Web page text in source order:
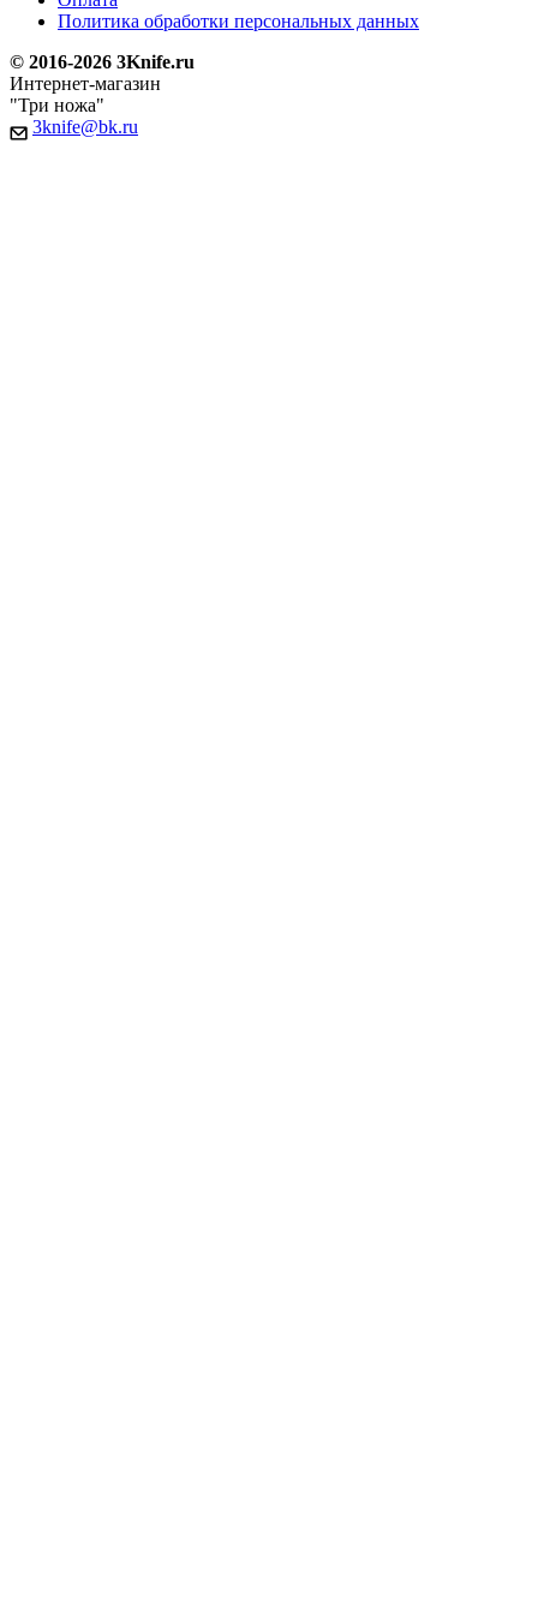
Политика обработки персональных данных
© 2016-2026 3Knife.ru
Интернет-магазин
"Три ножа"
3knife@bk.ru